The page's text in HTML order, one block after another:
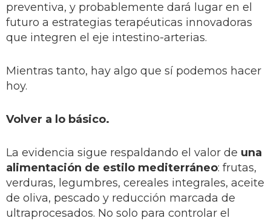
preventiva, y probablemente dará lugar en el
futuro a estrategias terapéuticas innovadoras
que integren el eje intestino-arterias.
Mientras tanto, hay algo que sí podemos hacer
hoy.
Volver a lo básico.
La evidencia sigue respaldando el valor de una
alimentación de estilo mediterráneo: frutas,
verduras, legumbres, cereales integrales, aceite
de oliva, pescado y reducción marcada de
ultraprocesados. No solo para controlar el